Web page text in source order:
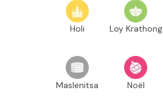
Holi Loy Krathong
Maslenitsa Noël